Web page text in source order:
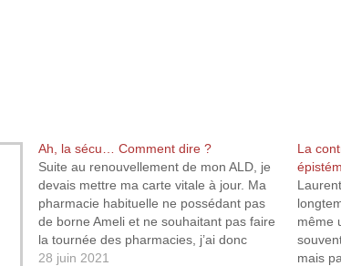
Ah, la sécu… Comment dire ?
Suite au renouvellement de mon ALD, je
devais mettre ma carte vitale à jour. Ma
pharmacie habituelle ne possédant pas
de borne Ameli et ne souhaitant pas faire
la tournée des pharmacies, j’ai donc
décidé d’aller directement à la source,
28 juin 2021
La
même
mais